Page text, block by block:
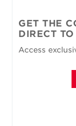
GET THE
DIRECT
Access